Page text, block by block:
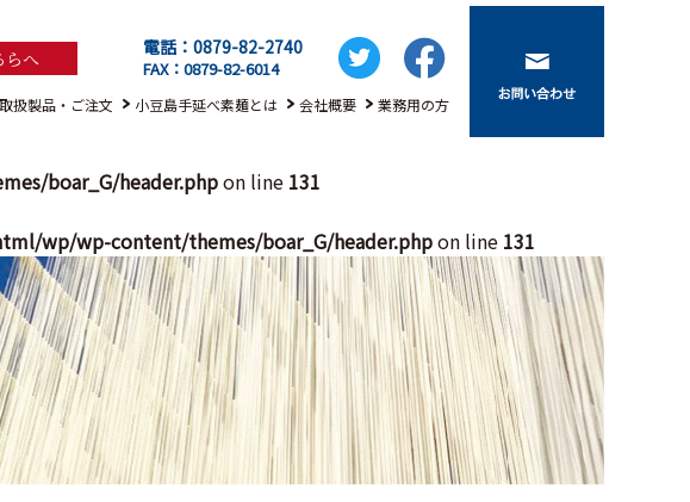
らへ 電話：0879-82-2740
FAX：0879-82-6014
取扱製品・ご注文 小豆島手延べ素麺とは 会社概要 業務用の方
boar_G/header.phpon line 131
wp/wp-content/themes/boar_G/header.phpon line 131